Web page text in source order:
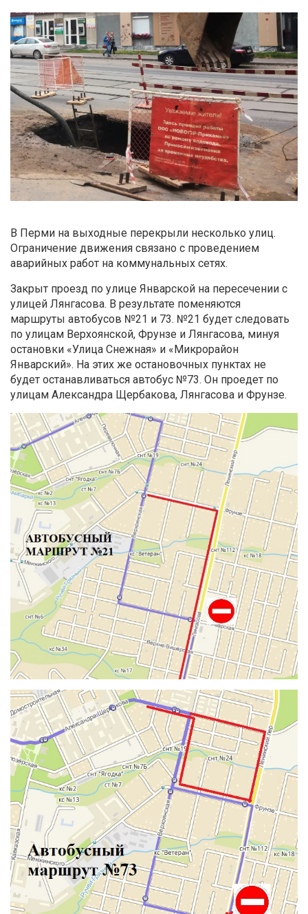
В Перми на выходные перекрыли несколько улиц.
Ограничение движения связано с проведением
аварийных работ на коммунальных сетях.
Закрыт проезд по улице Январской на пересечении с
улицей Лянгасова. В результате поменяются
маршруты автобусов №21 и 73. №21 будет следовать
по улицам Верхоянской, Фрунзе и Лянгасова, минуя
остановки «Улица Снежная» и «Микрорайон
Январский». На этих же остановочных пунктах не
будет останавливаться автобус №73. Он проедет по
улицам Александра Щербакова, Лянгасова и Фрунзе.